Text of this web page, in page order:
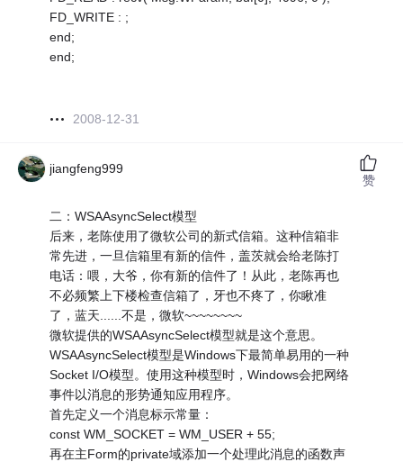
FD_WRITE : ;
end;
end;
2008-12-31
jiangfeng999
二：WSAAsyncSelect模型
后来，老陈使用了微软公司的新式信箱。这种信箱非
常先进，一旦信箱里有新的信件，盖茨就会给老陈打
电话：喂，大爷，你有新的信件了！从此，老陈再也
不必频繁上下楼检查信箱了，牙也不疼了，你瞅准
了，蓝天......不是，微软~~~~~~~~
微软提供的WSAAsyncSelect模型就是这个意思。
WSAAsyncSelect模型是Windows下最简单易用的一种
Socket I/O模型。使用这种模型时，Windows会把网络
事件以消息的形势通知应用程序。
首先定义一个消息标示常量：
const WM_SOCKET = WM_USER + 55;
再在主Form的private域添加一个处理此消息的函数声
赞